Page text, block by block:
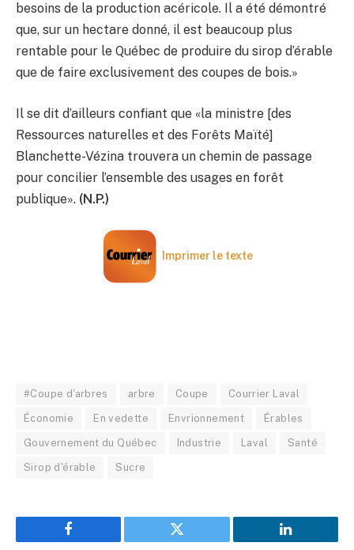
besoins de la production acéricole. Il a été démontré
que, sur un hectare donné, il est beaucoup plus
rentable pour le Québec de produire du sirop d’érable
que de faire exclusivement des coupes de bois.»
Il se dit d’ailleurs confiant que «la ministre [des
Ressources naturelles et des Forêts Maïté]
Blanchette-Vézina trouvera un chemin de passage
pour concilier l’ensemble des usages en forêt
publique». (N.P.)
Imprimer le texte
#Coupe d'arbres arbre Coupe Courrier Laval
Économie En vedette Envrionnement Érables
Gouvernement du Québec Industrie Laval Santé
Sirop d'érable Sucre
Facebook Twitter LinkedIn